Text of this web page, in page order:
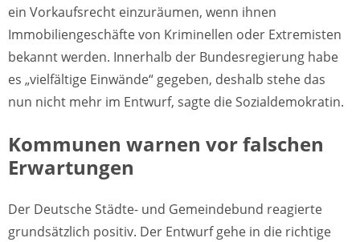
ein Vorkaufsrecht einzuräumen, wenn ihnen
Immobiliengeschäfte von Kriminellen oder Extremisten
bekannt werden. Innerhalb der Bundesregierung habe
es „vielfältige Einwände“ gegeben, deshalb stehe das
nun nicht mehr im Entwurf, sagte die Sozialdemokratin.
Kommunen warnen vor falschen
Erwartungen
Der Deutsche Städte- und Gemeindebund reagierte
grundsätzlich positiv. Der Entwurf gehe in die richtige